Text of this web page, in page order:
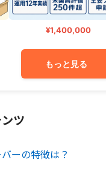
¥1,400,000
もっと見る
ツ
ーの特徴は？